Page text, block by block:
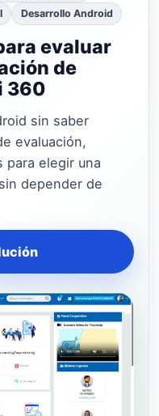
Desarrollo Android
evaluar
de
360
sin saber
evaluación,
para elegir una
depender de